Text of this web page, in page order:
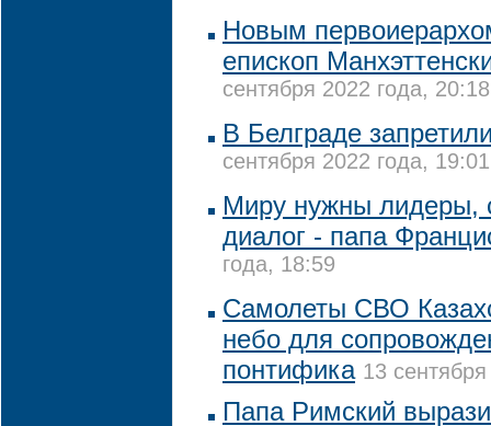
Новым
епископ
сентября 2022 года, 20:18
В Белграде
сентября 2022 года, 19:01
Миру нужны лидеры,
диалог - папа
года, 18:59
Самолеты СВО
небо для
понтифика 13
Папа Римский